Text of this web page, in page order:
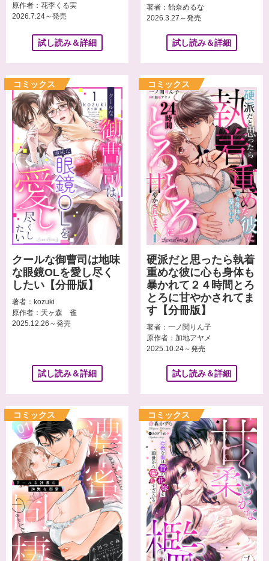
原作者：花李くる実
2026.7.24～発売
試し読み＆詳細
著者：飴奈めるな
2026.3.27～発売
試し読み＆詳細
クールな御曹司は地味
な眼鏡OLを愛し尽く
したい【分冊版】
著者：kozuki
原作者：天ヶ森 雀
2025.12.26～発売
試し読み＆詳細
硬派だと思ったら執着
重めな彼に心も身体も
暴かれて２４時間とろ
とろに甘やかされてま
す【分冊版】
著者：一ノ関りん子
原作者：加地アヤメ
2025.10.24～発売
試し読み＆詳細